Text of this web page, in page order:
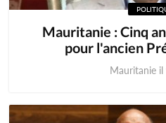
Mauritanie : Cinq
pour l'ancien
Mauritanie il